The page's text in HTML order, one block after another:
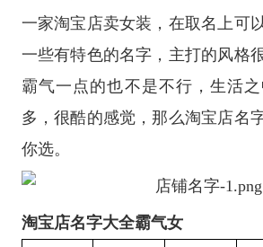
一家淘宝店卖女装，在取名上可
一些有特色的名字，主打的风格
霸气一点的也不是不行，生活
多，很酷的感觉，那么淘宝店名
你选。
淘宝店名字大全霸气女